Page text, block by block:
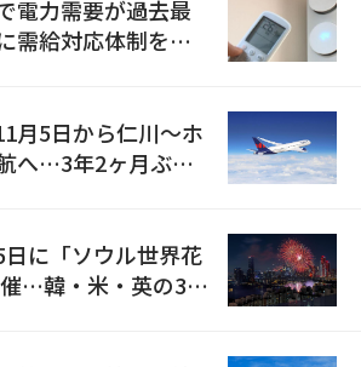
電力需要が過去最
需給対応体制を点
月5日から仁川〜ホ
へ…3年2ヶ月ぶり
に「ソウル世界花
…韓・米・英の3カ